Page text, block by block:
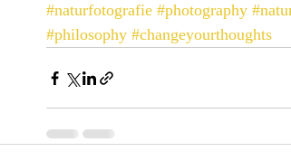
#naturfotografie #photography
#philosophy #changeyourthoughts